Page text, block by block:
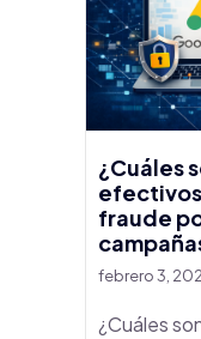
¿Cuáles
fraude
febrero 3,
¿Cuáles